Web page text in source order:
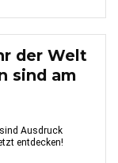
der Welt
sind am
Ausdruck
entdecken!